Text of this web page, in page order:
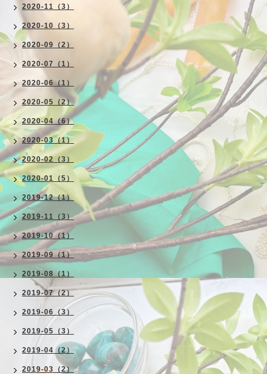
2020-11（3）
2020-10（3）
2020-09（2）
2020-07（1）
2020-06（1）
2020-05（2）
2020-04（6）
2020-03（1）
2020-02（3）
2020-01（5）
2019-12（1）
2019-11（3）
2019-10（1）
2019-09（1）
2019-08（1）
2019-07（2）
2019-06（3）
2019-05（3）
2019-04（2）
2019-03（2）